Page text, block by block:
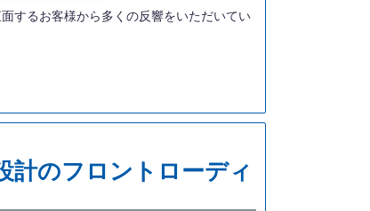
するお客様から多くの反響をいただいてい
計のフロントローディ